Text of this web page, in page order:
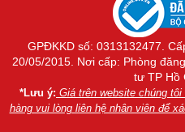
GPĐKKD số: 0313132477.
20/05/2015. Nơi cấp: Phòng
tư TP Hồ
*Lưu ý: Giá trên website chúng
hàng vui lòng liên hệ nhân viên để